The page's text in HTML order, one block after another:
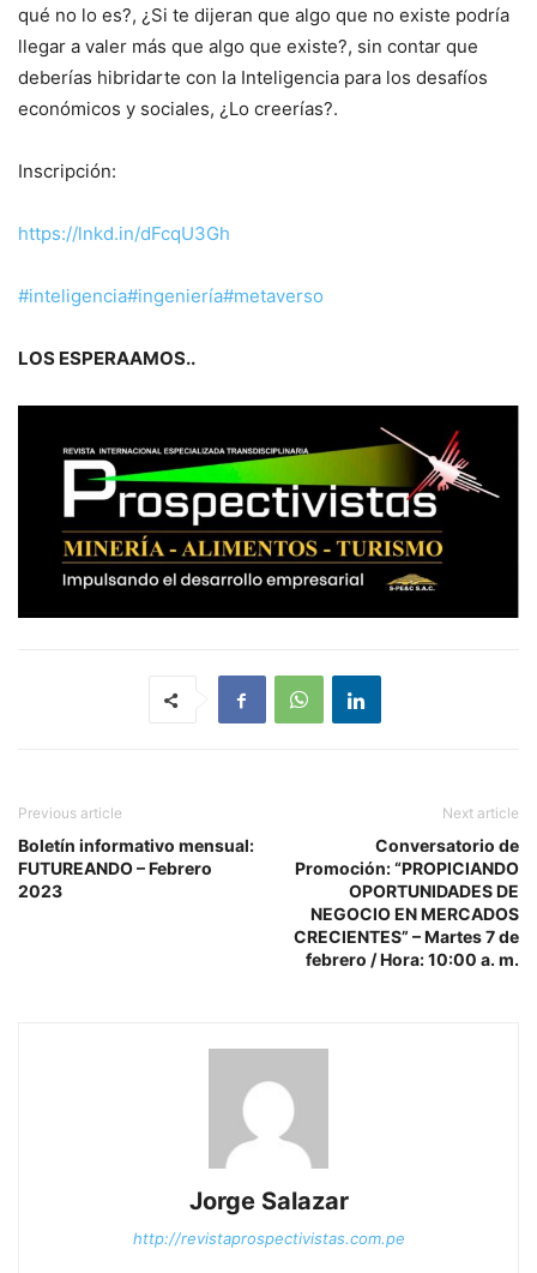
qué no lo es?, ¿Si te dijeran que algo que no existe podría
llegar a valer más que algo que existe?, sin contar que
deberías hibridarte con la Inteligencia para los desafíos
económicos y sociales, ¿Lo creerías?.
Inscripción:
https://lnkd.in/dFcqU3Gh
#inteligencia#ingeniería#metaverso
LOS ESPERAAMOS..
Previous article
Boletín informativo mensual:
FUTUREANDO – Febrero
2023
Next article
Conversatorio de
Promoción: “PROPICIANDO
OPORTUNIDADES DE
NEGOCIO EN MERCADOS
CRECIENTES” – Martes 7 de
febrero / Hora: 10:00 a. m.
Jorge Salazar
http://revistaprospectivistas.com.pe